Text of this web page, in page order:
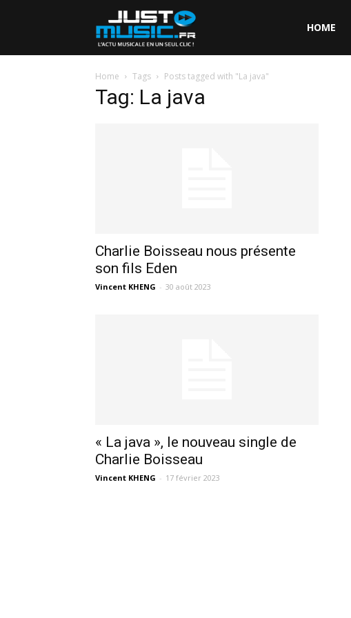
HOME
Home Tags Posts tagged with "La java"
Tag: La java
Charlie Boisseau nous présente
son fils Eden
Vincent KHENG - 30 août 2023
« La java », le nouveau single de
Charlie Boisseau
Vincent KHENG - 17 février 2023